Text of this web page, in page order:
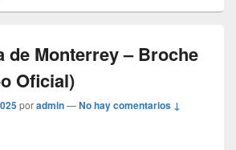
de Monterrey – Broche
Oficial)
poradmin—No hay comentarios ↓